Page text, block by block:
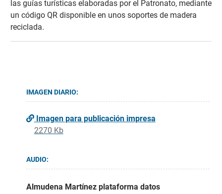
las guías turísticas elaboradas por el Patronato, mediante
un código QR disponible en unos soportes de madera
reciclada.
IMAGEN DIARIO:
Imagen para publicación impresa
2270 Kb
AUDIO:
Almudena Martínez plataforma datos